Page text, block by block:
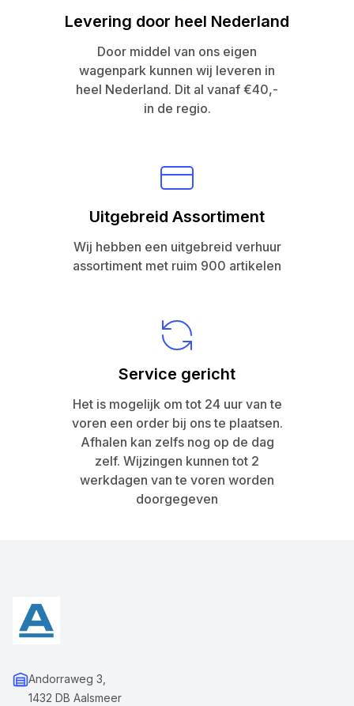
Levering door heel Nederland
Door middel van ons eigen
wagenpark kunnen wij leveren in
heel Nederland. Dit al vanaf €40,-
in de regio.
Uitgebreid Assortiment
Wij hebben een uitgebreid verhuur
assortiment met ruim 900 artikelen
Service gericht
Het is mogelijk om tot 24 uur van te
voren een order bij ons te plaatsen.
Afhalen kan zelfs nog op de dag
zelf. Wijzingen kunnen tot 2
werkdagen van te voren worden
doorgegeven
Andorraweg 3,
1432 DB Aalsmeer